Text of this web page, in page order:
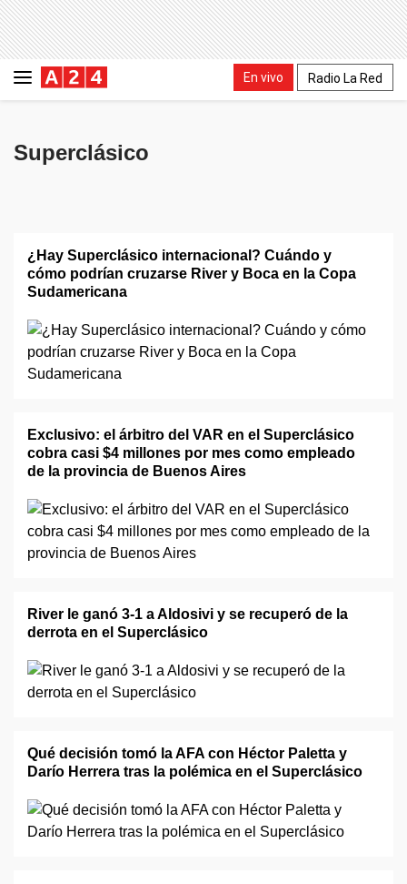
En vivo Radio La Red
Superclásico
¿Hay Superclásico internacional? Cuándo y
cómo podrían cruzarse River y Boca en la Copa
Sudamericana
Exclusivo: el árbitro del VAR en el Superclásico
cobra casi $4 millones por mes como empleado
de la provincia de Buenos Aires
River le ganó 3-1 a Aldosivi y se recuperó de la
derrota en el Superclásico
Qué decisión tomó la AFA con Héctor Paletta y
Darío Herrera tras la polémica en el Superclásico